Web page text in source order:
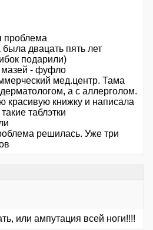
проблема
двацать пять лет
подарили)
мазей - фуфло
мед.центр. Тама
а с аллерголом.
красивую книжку и написала
таблэтки
решилась. Уже три
или ампутация всей ноги!!!!